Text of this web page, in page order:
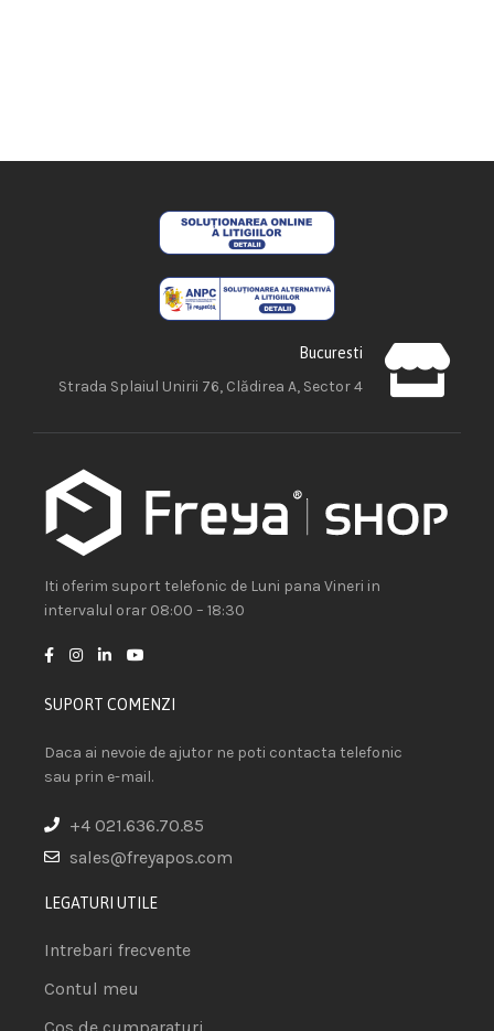
Bucuresti
Strada Splaiul Unirii 76, Clădirea A, Sector 4
Iti oferim suport telefonic de Luni pana Vineri in
intervalul orar 08:00 – 18:30
SUPORT COMENZI
Daca ai nevoie de ajutor ne poti contacta telefonic
sau prin e-mail.
+4 021.636.70.85
sales@freyapos.com
LEGATURI UTILE
Intrebari frecvente
Contul meu